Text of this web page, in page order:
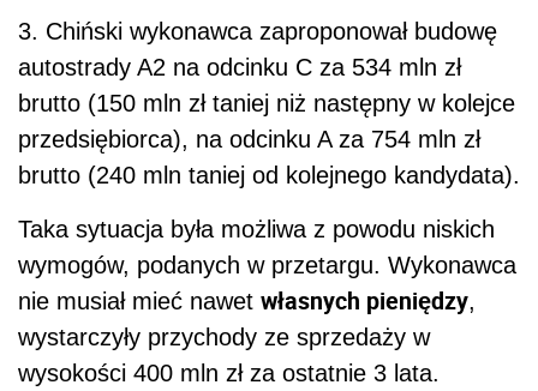
3. Chiński wykonawca zaproponował budowę
autostrady A2 na odcinku C za 534 mln zł
brutto (150 mln zł taniej niż następny w kolejce
przedsiębiorca), na odcinku A za 754 mln zł
brutto (240 mln taniej od kolejnego kandydata).
Taka sytuacja była możliwa z powodu niskich
wymogów, podanych w przetargu. Wykonawca
nie musiał mieć nawet własnych pieniędzy,
wystarczyły przychody ze sprzedaży w
wysokości 400 mln zł za ostatnie 3 lata.